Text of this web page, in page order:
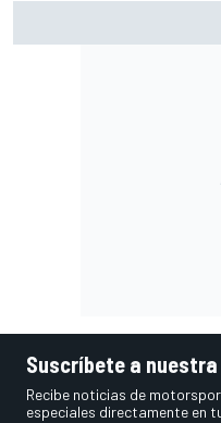
Suscríbete a
Recibe noticias de
especiales directamente en